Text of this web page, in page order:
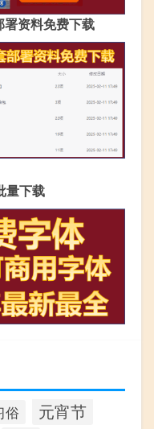
资料免费下载
量下载
俗 元宵节